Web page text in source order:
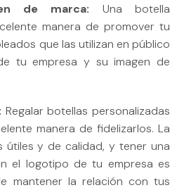
de marca: Una botella
manera de promover tu
que las utilizan en público
tu empresa y su imagen de
Regalar botellas personalizadas
manera de fidelizarlos. La
útiles y de calidad, y tener una
el logotipo de tu empresa es
mantener la relación con tus